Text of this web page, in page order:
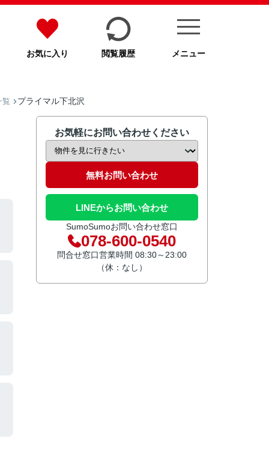
お気に入り 閲覧履歴 メニュー
覧 プライマル下北沢
お気軽にお問い合わせください
無料お問い合わせ
LINEからお問い合わせ
SumoSumoお問い合わせ窓口
078-600-0540
問合せ窓口営業時間 08:30～23:00
（休：なし）